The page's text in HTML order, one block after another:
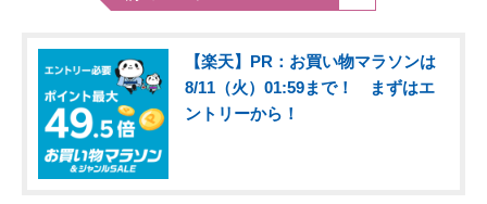
【楽天】PR：お買い物マラソンは
8/11（火）01:59まで！ まずはエ
ントリーから！